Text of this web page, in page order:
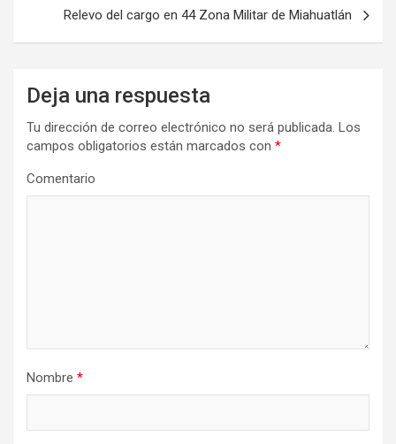
Relevo del cargo en 44 Zona Militar de Miahuatlán
Deja una respuesta
Tu dirección de correo electrónico no será publicada. Los
campos obligatorios están marcados con *
Comentario
Nombre *